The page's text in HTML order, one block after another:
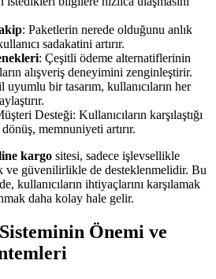
: Paketlerin nerede olduğunu anlık
sadakatini artırır.
: Çeşitli ödeme alternatiflerinin
alışveriş deneyimini zenginleştirir.
uyumlu bir tasarım, kullanıcıların her
Desteği: Kullanıcıların karşılaştığı
memnuniyeti artırır.
kargo sitesi, sadece işlevsellikle
ve güvenilirlikle de desteklenmelidir. Bu
kullanıcıların ihtiyaçlarını karşılamak
daha kolay hale gelir.
Önemi ve